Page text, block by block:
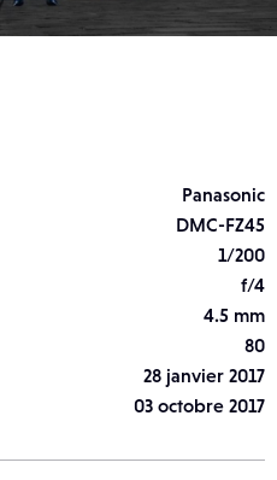
Panasonic
DMC-FZ45
1/200
f/4
4.5 mm
80
28 janvier 2017
03 octobre 2017